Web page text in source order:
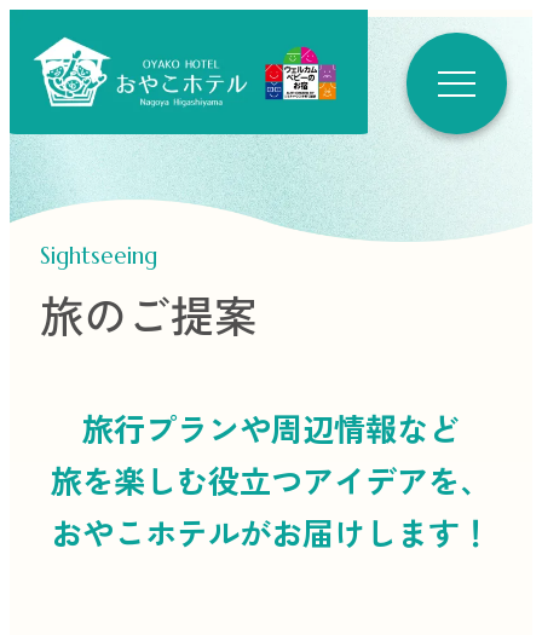
Sightseeing
旅のご提案
旅行プランや周辺情報など
旅を楽しむ役立つアイデアを、
おやこホテルがお届けします！